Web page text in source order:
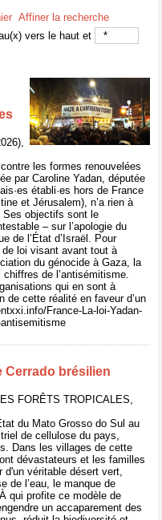
Affiner la recherche
vers le haut et
les formes renouvelées
par Caroline Yadan, députée
établi·es hors de France
et Jérusalem), n’a rien à
Ses objectifs sont le
– sur l’apologie du
de l’État d’Israël. Pour
loi visant avant tout à
du génocide à Gaza, la
chiffres de l’antisémitisme.
qui en sont à
de cette réalité en faveur d’un
France-La-loi-Yadan-
Cerrado brésilien
FORÊTS TROPICALES,
du Mato Grosso do Sul au
de cellulose du pays,
Dans les villages de cette
dévastateurs et les familles
véritable désert vert,
de l’eau, le manque de
qui profite ce modèle de
un accaparement des